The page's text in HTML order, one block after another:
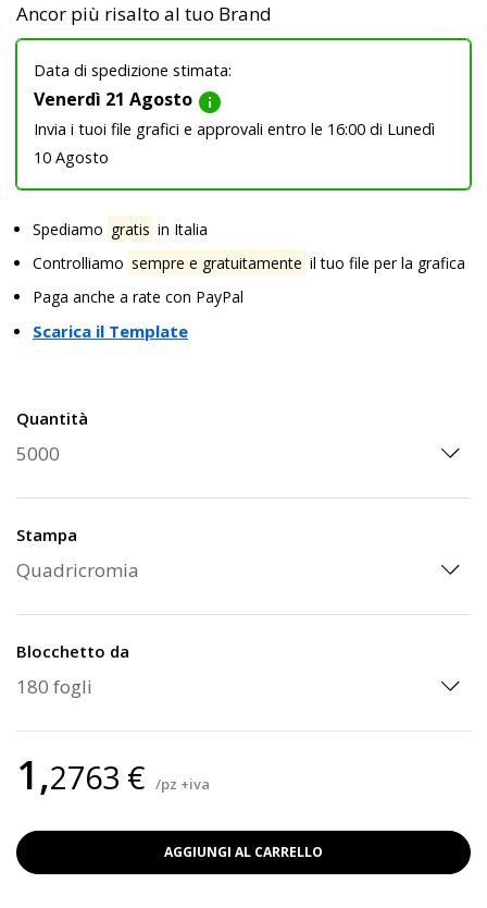
Ancor più risalto al tuo Brand
Data di spedizione stimata:
Venerdì 21 Agosto info
Invia i tuoi file grafici e approvali entro le 16:00 di Lunedì
10 Agosto
Spediamo gratis in Italia
Controlliamo sempre e gratuitamente il tuo file per la grafica
Paga anche a rate con PayPal
Scarica il Template
Quantità
Stampa
Blocchetto da
1,2763 € /pz +iva
AGGIUNGI AL CARRELLO